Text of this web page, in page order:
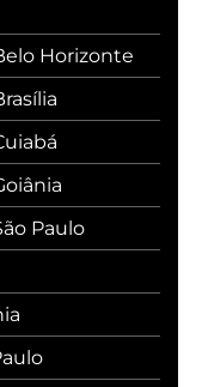
Horizonte
Paulo